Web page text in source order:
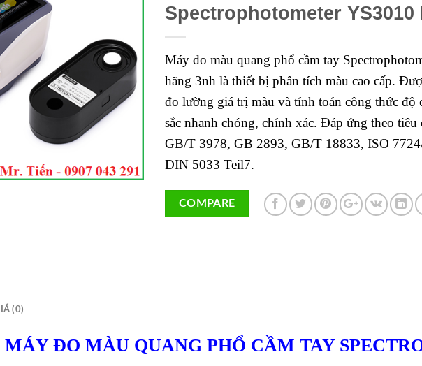
Spectrophotometer YS3010
Máy đo màu quang phổ cầm tay
hãng 3nh là thiết bị phân tích màu cao cấp.
đo lường giá trị màu và tính toán công thức độ
sắc nhanh chóng, chính xác. Đáp ứng theo
GB/T 3978, GB 2893, GB/T 18833, ISO
DIN 5033 Teil7.
COMPARE
(0)
MÁY ĐO MÀU QUANG PHỔ CẦM TAY